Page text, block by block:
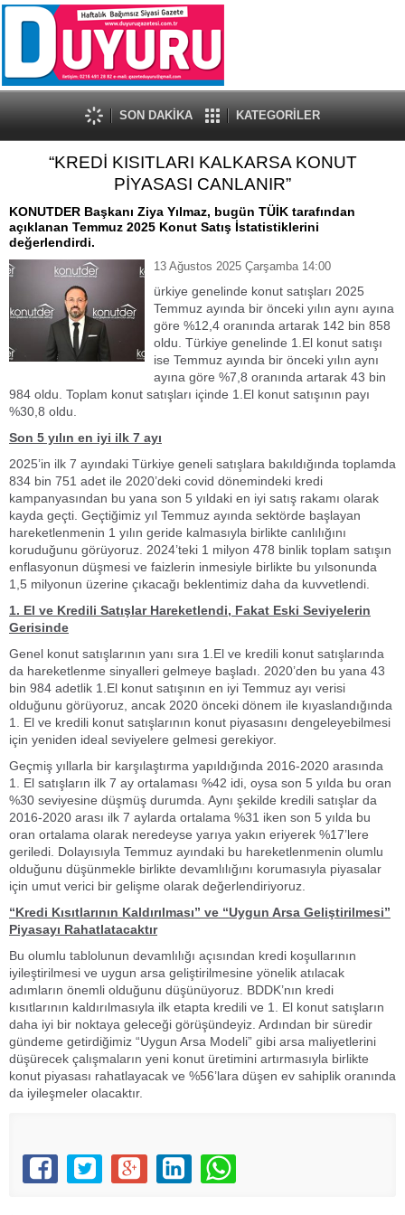
SON DAKİKA KATEGORİLER
“KREDİ KISITLARI KALKARSA KONUT
PİYASASI CANLANIR”
KONUTDER Başkanı Ziya Yılmaz, bugün TÜİK tarafından
açıklanan Temmuz 2025 Konut Satış İstatistiklerini
değerlendirdi.
13 Ağustos 2025 Çarşamba 14:00
ürkiye genelinde konut satışları 2025
Temmuz ayında bir önceki yılın aynı ayına
göre %12,4 oranında artarak 142 bin 858
oldu. Türkiye genelinde 1.El konut satışı
ise Temmuz ayında bir önceki yılın aynı
ayına göre %7,8 oranında artarak 43 bin
984 oldu. Toplam konut satışları içinde 1.El konut satışının payı
%30,8 oldu.
Son 5 yılın en iyi ilk 7 ayı
2025’in ilk 7 ayındaki Türkiye geneli satışlara bakıldığında toplamda
834 bin 751 adet ile 2020’deki covid dönemindeki kredi
kampanyasından bu yana son 5 yıldaki en iyi satış rakamı olarak
kayda geçti. Geçtiğimiz yıl Temmuz ayında sektörde başlayan
hareketlenmenin 1 yılın geride kalmasıyla birlikte canlılığını
koruduğunu görüyoruz. 2024’teki 1 milyon 478 binlik toplam satışın
enflasyonun düşmesi ve faizlerin inmesiyle birlikte bu yılsonunda
1,5 milyonun üzerine çıkacağı beklentimiz daha da kuvvetlendi.
1. El ve Kredili Satışlar Hareketlendi, Fakat Eski Seviyelerin
Gerisinde
Genel konut satışlarının yanı sıra 1.El ve kredili konut satışlarında
da hareketlenme sinyalleri gelmeye başladı. 2020’den bu yana 43
bin 984 adetlik 1.El konut satışının en iyi Temmuz ayı verisi
olduğunu görüyoruz, ancak 2020 önceki dönem ile kıyaslandığında
1. El ve kredili konut satışlarının konut piyasasını dengeleyebilmesi
için yeniden ideal seviyelere gelmesi gerekiyor.
Geçmiş yıllarla bir karşılaştırma yapıldığında 2016-2020 arasında
1. El satışların ilk 7 ay ortalaması %42 idi, oysa son 5 yılda bu oran
%30 seviyesine düşmüş durumda. Aynı şekilde kredili satışlar da
2016-2020 arası ilk 7 aylarda ortalama %31 iken son 5 yılda bu
oran ortalama olarak neredeyse yarıya yakın eriyerek %17’lere
geriledi. Dolayısıyla Temmuz ayındaki bu hareketlenmenin olumlu
olduğunu düşünmekle birlikte devamlılığını korumasıyla piyasalar
için umut verici bir gelişme olarak değerlendiriyoruz.
“Kredi Kısıtlarının Kaldırılması” ve “Uygun Arsa Geliştirilmesi”
Piyasayı Rahatlatacaktır
Bu olumlu tablolunun devamlılığı açısından kredi koşullarının
iyileştirilmesi ve uygun arsa geliştirilmesine yönelik atılacak
adımların önemli olduğunu düşünüyoruz. BDDK’nın kredi
kısıtlarının kaldırılmasıyla ilk etapta kredili ve 1. El konut satışların
daha iyi bir noktaya geleceği görüşündeyiz. Ardından bir süredir
gündeme getirdiğimiz “Uygun Arsa Modeli” gibi arsa maliyetlerini
düşürecek çalışmaların yeni konut üretimini artırmasıyla birlikte
konut piyasası rahatlayacak ve %56’lara düşen ev sahiplik oranında
da iyileşmeler olacaktır.